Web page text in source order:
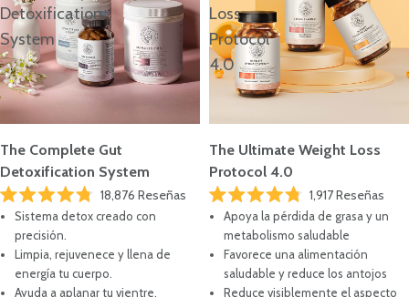
Detoxification
System
The Complete Gut
Detoxification System
Calificado
4.8
estrellas
18,876 Reseñas
Sistema detox creado con
precisión.
Limpia, rejuvenece y llena de
energía tu cuerpo.
Ayuda a aplanar tu vientre.
Loss
Protocol
4.0
The Ultimate Weight Loss
Protocol 4.0
Calificado
4.8
estrellas
1,917Reseñas
Apoya la pérdida de grasa y un
metabolismo saludable
Favorece una alimentación
saludable y reduce los antojos
Reduce visiblemente el aspecto